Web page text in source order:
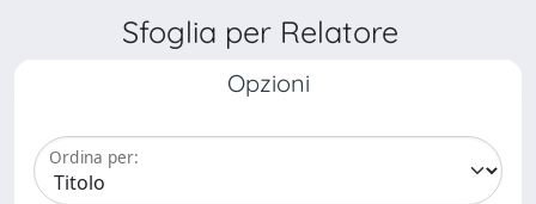
Sfoglia per Relatore
Opzioni
Ordina per: